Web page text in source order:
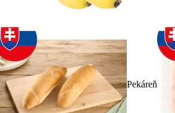
Pekáreň